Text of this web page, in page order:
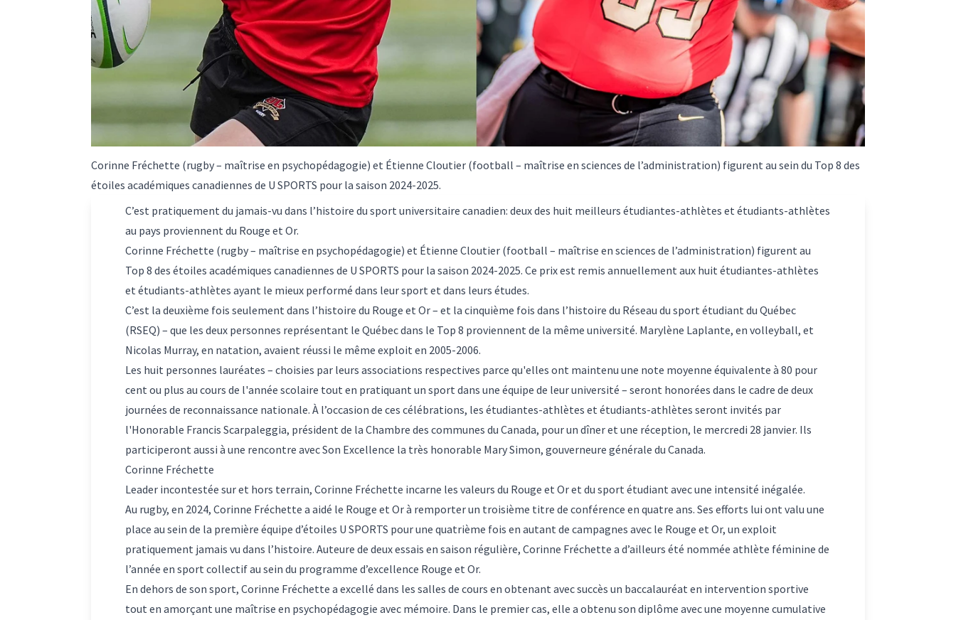
Corinne Fréchette (rugby – maîtrise en psychopédagogie) et Étienne Cloutier (football – maîtrise en sciences de l’administration) figurent au sein du Top 8 des
étoiles académiques canadiennes de U SPORTS pour la saison 2024-2025.
C’est pratiquement du jamais-vu dans l’histoire du sport universitaire canadien: deux des huit meilleurs étudiantes-athlètes et étudiants-athlètes
au pays proviennent du Rouge et Or.
Corinne Fréchette (rugby – maîtrise en psychopédagogie) et Étienne Cloutier (football – maîtrise en sciences de l’administration) figurent au
Top 8 des étoiles académiques canadiennes de U SPORTS pour la saison 2024-2025. Ce prix est remis annuellement aux huit étudiantes-athlètes
et étudiants-athlètes ayant le mieux performé dans leur sport et dans leurs études.
C’est la deuxième fois seulement dans l’histoire du Rouge et Or – et la cinquième fois dans l’histoire du Réseau du sport étudiant du Québec
(RSEQ) – que les deux personnes représentant le Québec dans le Top 8 proviennent de la même université. Marylène Laplante, en volleyball, et
Nicolas Murray, en natation, avaient réussi le même exploit en 2005-2006.
Les huit personnes lauréates – choisies par leurs associations respectives parce qu'elles ont maintenu une note moyenne équivalente à 80 pour
cent ou plus au cours de l'année scolaire tout en pratiquant un sport dans une équipe de leur université – seront honorées dans le cadre de deux
journées de reconnaissance nationale. À l’occasion de ces célébrations, les étudiantes-athlètes et étudiants-athlètes seront invités par
l'Honorable Francis Scarpaleggia, président de la Chambre des communes du Canada, pour un dîner et une réception, le mercredi 28 janvier. Ils
participeront aussi à une rencontre avec Son Excellence la très honorable Mary Simon, gouverneure générale du Canada.
Corinne Fréchette
Leader incontestée sur et hors terrain, Corinne Fréchette incarne les valeurs du Rouge et Or et du sport étudiant avec une intensité inégalée.
Au rugby, en 2024, Corinne Fréchette a aidé le Rouge et Or à remporter un troisième titre de conférence en quatre ans. Ses efforts lui ont valu une
place au sein de la première équipe d’étoiles U SPORTS pour une quatrième fois en autant de campagnes avec le Rouge et Or, un exploit
pratiquement jamais vu dans l’histoire. Auteure de deux essais en saison régulière, Corinne Fréchette a d’ailleurs été nommée athlète féminine de
l’année en sport collectif au sein du programme d’excellence Rouge et Or.
En dehors de son sport, Corinne Fréchette a excellé dans les salles de cours en obtenant avec succès un baccalauréat en intervention sportive
tout en amorçant une maîtrise en psychopédagogie avec mémoire. Dans le premier cas, elle a obtenu son diplôme avec une moyenne cumulative